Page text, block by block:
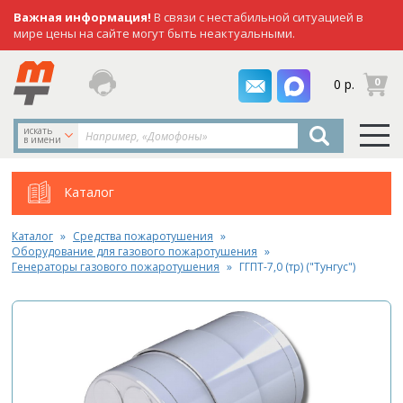
Важная информация! В связи с нестабильной ситуацией в
мире цены на сайте могут быть неактуальными.
0 р. 0
искать
в имени
Каталог
Каталог
Средства пожаротушения
Оборудование для газового пожаротушения
Генераторы газового пожаротушения
ГГПТ-7,0 (тр) ("Тунгус")